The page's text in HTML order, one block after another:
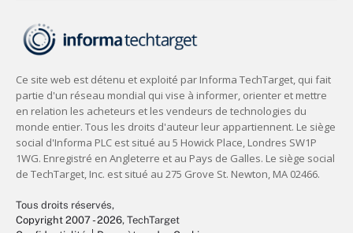
Tous droits réservés,
Copyright 2007 - 2026, TechTarget